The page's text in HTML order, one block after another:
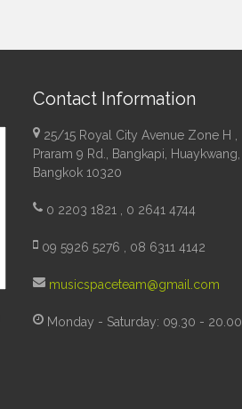
Contact Information
25/15 Royal City Avenue Zone H ,
Praram 9 Rd., Bangkapi, Huaykwang,
Bangkok 10320
0 2203 1821 , 0 2641 4744
09 5926 5276 , 08 6311 4142
musicspaceteam@gmail.com
Monday - Saturday: 09.30 - 20.00